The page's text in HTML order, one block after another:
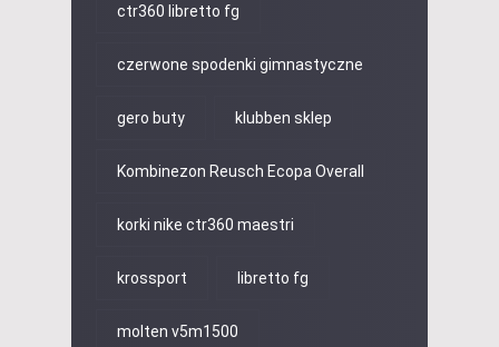
ctr360 libretto fg
czerwone spodenki gimnastyczne
gero buty klubben sklep
Kombinezon Reusch Ecopa Overall
korki nike ctr360 maestri
krossport libretto fg
molten v5m1500